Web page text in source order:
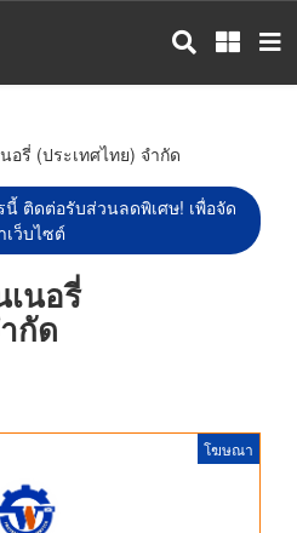
รี่ (ประเทศไทย) จำกัด
ติดต่อรับส่วนลดพิเศษ! เพื่อจัด
เว็บไซต์
นอรี่
กัด
โฆษณา